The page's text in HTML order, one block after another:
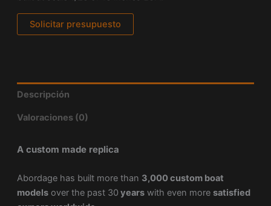
Solicitar presupuesto
Descripción
Valoraciones (0)
A custom made replica
Abordage has built more than 3,000 custom boat
modelsover the past 30 yearswith even more satisfied